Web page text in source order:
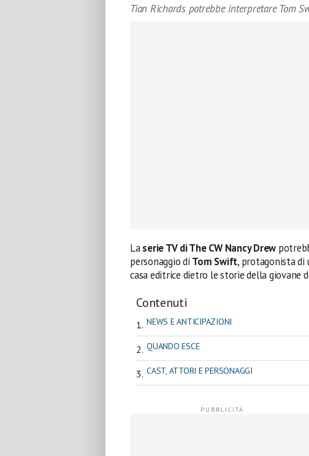
Tian Richards potrebbe interpretare Tom
Laserie TV di The CW Nancy Drew
personaggio di Tom Swift, protagonista di
casa editrice dietro le storie della giovane
Contenuti
NEWS E ANTICIPAZIONI
QUANDO ESCE
CAST, ATTORI E PERSONAGGI